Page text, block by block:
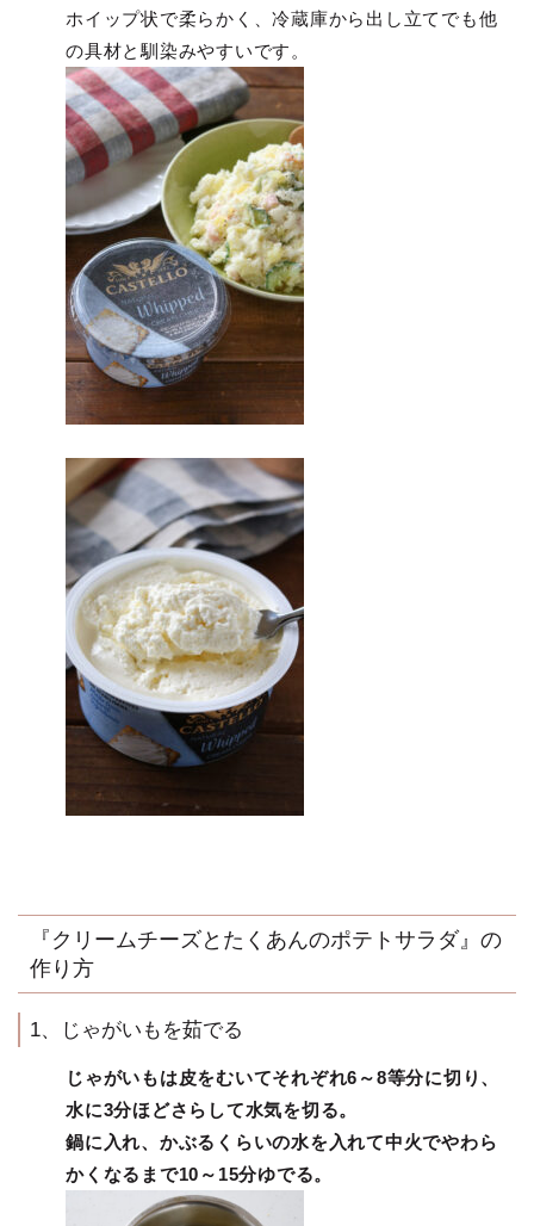
ホイップ状で柔らかく、冷蔵庫から出し立てでも他
の具材と馴染みやすいです。
『クリームチーズとたくあんのポテトサラダ』の
作り方
1、じゃがいもを茹でる
じゃがいもは皮をむいてそれぞれ6～8等分に切り、
水に3分ほどさらして水気を切る。
鍋に入れ、かぶるくらいの水を入れて中火でやわら
かくなるまで10～15分ゆでる。